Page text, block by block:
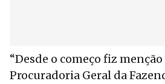
“Desde o começo fiz
Procuradoria Geral da